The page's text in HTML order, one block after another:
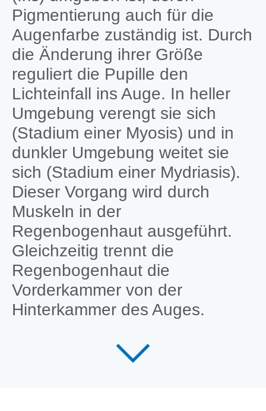
Pigmentierung auch für die
Augenfarbe zuständig ist. Durch
die Änderung ihrer Größe
reguliert die Pupille den
Lichteinfall ins Auge. In heller
Umgebung verengt sie sich
(Stadium einer Myosis) und in
dunkler Umgebung weitet sie
sich (Stadium einer Mydriasis).
Dieser Vorgang wird durch
Muskeln in der
Regenbogenhaut ausgeführt.
Gleichzeitig trennt die
Regenbogenhaut die
Vorderkammer von der
Hinterkammer des Auges.